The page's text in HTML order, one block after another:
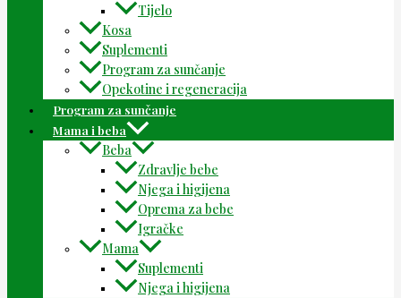
Tijelo
Kosa
Suplementi
Program za sunčanje
Opekotine i regeneracija
Program za sunčanje
Mama i beba
Beba
Zdravlje bebe
Njega i higijena
Oprema za bebe
Igračke
Mama
Suplementi
Njega i higijena